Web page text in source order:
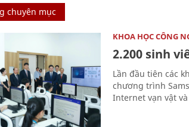
chuyên mục
KHOA HỌC CÔNG
2.200 sinh
Lần đầu tiên các
chương trình
Internet vạn vật